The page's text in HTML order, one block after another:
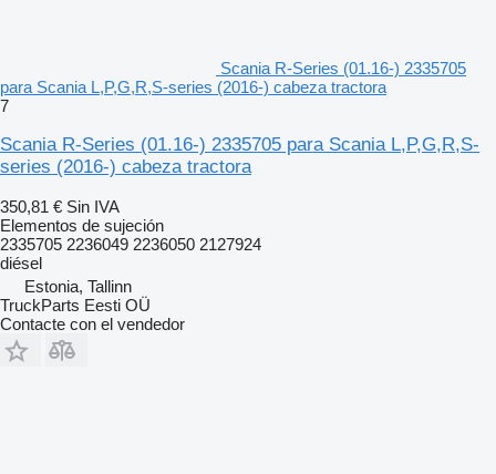
Scania R-Series (01.16-) 2335705
para Scania L,P,G,R,S-series (2016-) cabeza tractora
7
Scania R-Series (01.16-) 2335705 para Scania L,P,G,R,S-
series (2016-) cabeza tractora
350,81 € Sin IVA
Elementos de sujeción
2335705 2236049 2236050 2127924
diésel
Estonia, Tallinn
TruckParts Eesti OÜ
Contacte con el vendedor